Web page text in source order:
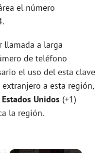
el número
llamada a larga
de teléfono
el uso del esta clave
extranjero a esta región,
Unidos (+1)
la región.